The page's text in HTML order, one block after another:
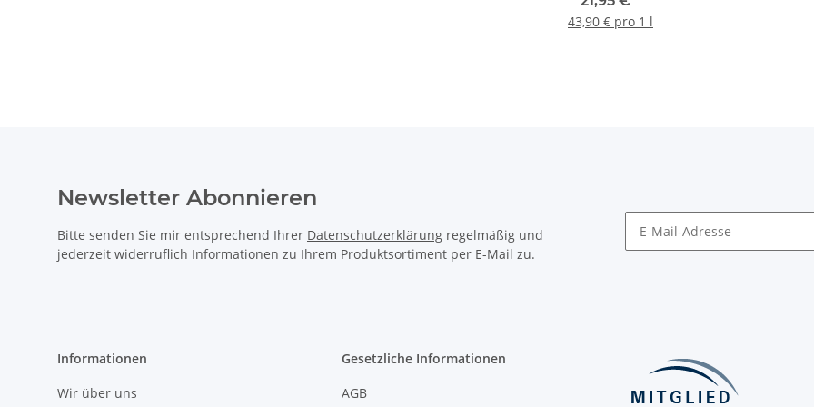
43,90 € pro 1 l
Newsletter Abonnieren
Bitte senden Sie mir entsprechend Ihrer Datenschutzerklärung regelmäßig und
jederzeit widerruflich Informationen zu Ihrem Produktsortiment per E-Mail zu.
Informationen
Wir über uns
Gesetzliche Informationen
AGB